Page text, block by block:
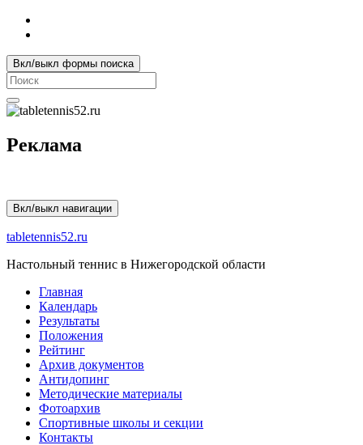
Вкл/выкл формы поиска
Search
for:
Реклама
Вкл/выкл навигации
tabletennis52.ru
Настольный теннис в Нижегородской области
Главная
Календарь
Результаты
Положения
Рейтинг
Архив документов
Антидопинг
Методические материалы
Фотоархив
Спортивные школы и секции
Контакты